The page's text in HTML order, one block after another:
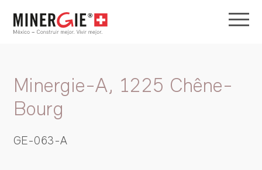
Minergie-A, 1225 Chêne-
Bourg
GE-063-A